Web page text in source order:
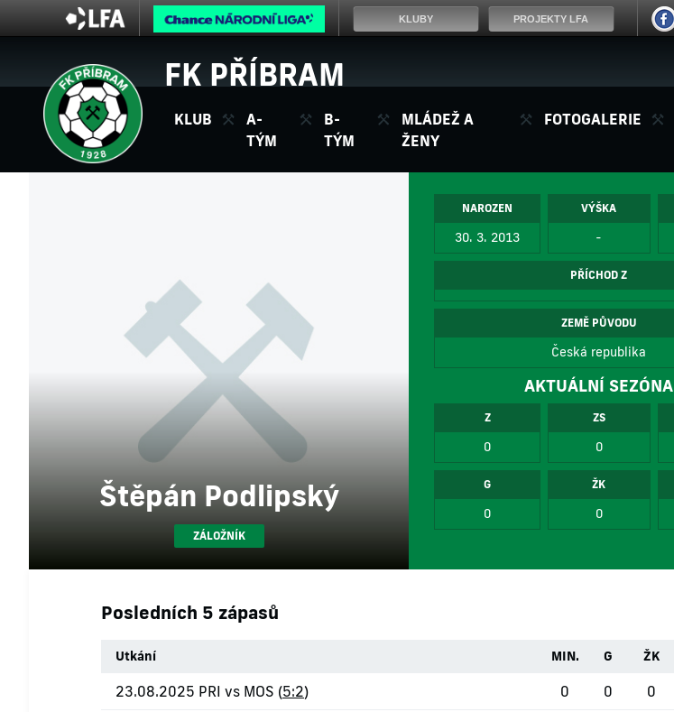
FK PŘÍBRAM
KLUB
A-
TÝM
B-
TÝM
MLÁDEŽ A
ŽENY
FOTOGALERIE
Štěpán Podlipský
ZÁLOŽNÍK
NAROZEN
30. 3. 2013
VÝŠKA
-
PŘÍCHOD Z
ZEMĚ PŮVODU
Česká republika
AKTUÁLNÍ SEZÓNA
Z
0
ZS
0
G
0
ŽK
0
Posledních 5 zápasů
Utkání MIN. G ŽK
23.08.2025 PRI vs MOS (5:2) 0 0 0
KLUBY PROJEKTY LFA